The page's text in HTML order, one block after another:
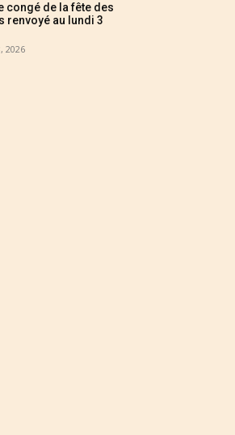
congé de la fête des
renvoyé au lundi 3
2026